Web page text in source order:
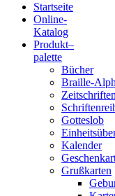
Verlag
Druckerei
gGmbH
Startseite
Online-
Katalog
Produkt–
palette
Bücher
Braille-
Zeitschriften
Gotteslob
Kalender
Grußkarten